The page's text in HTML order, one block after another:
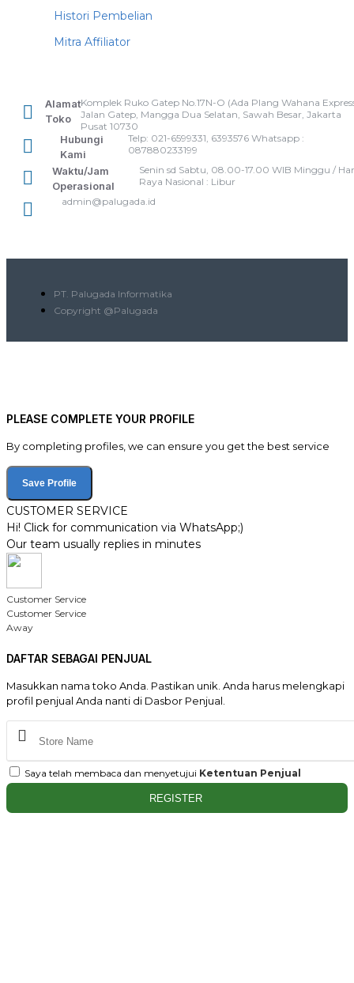
Histori Pembelian
Mitra Affiliator
Alamat
Toko
Komplek Ruko Gatep No.17N-O (Ada Plang Wahana
Jalan Gatep, Mangga Dua Selatan, Sawah Besar, Jakarta
Pusat 10730
Hubungi
Kami
Telp: 021-6599331, 6393576 Whatsapp :
087880233199
Waktu/Jam
Operasional
Senin sd Sabtu, 08.00-17.00 WIB Minggu /
Raya Nasional : Libur
admin@palugada.id
PT. Palugada Informatika
Copyright @Palugada
PLEASE COMPLETE YOUR PROFILE
By completing profiles, we can ensure you get the best service
Save Profile
CUSTOMER SERVICE
Hi! Click for communication via WhatsApp;)
Our team usually replies in minutes
Customer Service
Customer Service
Away
DAFTAR SEBAGAI PENJUAL
Masukkan nama toko Anda. Pastikan unik. Anda harus melengkapi
profil penjual Anda nanti di Dasbor Penjual.
Saya telah membaca dan menyetujui Ketentuan Penjual
REGISTER